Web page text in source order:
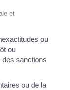
et
ou
ou
des sanctions
ou de la